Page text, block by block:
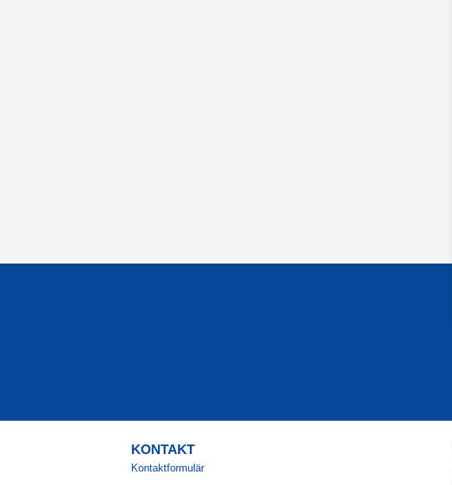
KONTAKT
Kontaktformulär